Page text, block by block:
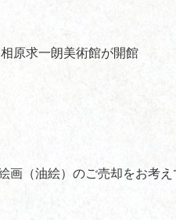
原求一朗美術館が開館
画（油絵）のご売却をお考え